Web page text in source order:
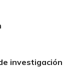
investigación